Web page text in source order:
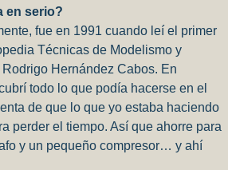
en serio?
fue en 1991 cuando leí el primer
Técnicas de Modelismo y
Hernández Cabos. En
todo lo que podía hacerse en el
de que lo que yo estaba haciendo
perder el tiempo. Así que ahorre para
y un pequeño compresor… y ahí